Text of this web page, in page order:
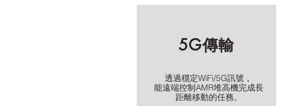
5G傳輸
透過穩定WiFi/5G訊號，
能遠端控制AMR堆高機完成長
距離移動的任務。